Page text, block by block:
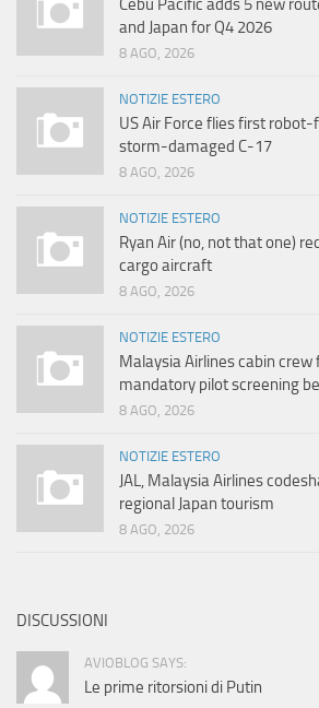
Cebu Pacific adds 5 new
and Japan for Q4 2026
8 AGO, 2026
NOTIZIE ESTERO
US Air Force flies first
storm-damaged C-17
8 AGO, 2026
NOTIZIE ESTERO
Ryan Air (no, not that one)
cargo aircraft
8 AGO, 2026
NOTIZIE ESTERO
Malaysia Airlines cabin crew
mandatory pilot screening
8 AGO, 2026
NOTIZIE ESTERO
JAL, Malaysia Airlines
regional Japan tourism
8 AGO, 2026
DISCUSSIONI
AVIOBLOG SAYS:
Le prime ritorsioni di Putin